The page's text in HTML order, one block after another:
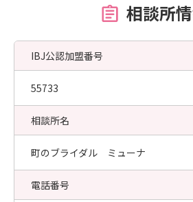
相談所
IBJ公認加盟番号
55733
相談所名
町のブライダル ミューナ
電話番号